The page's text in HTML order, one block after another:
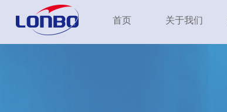
首页 关于我们